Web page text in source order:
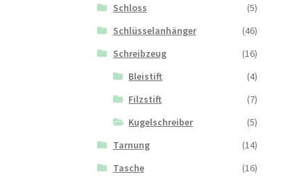
Schloss
(5)
Schlüsselanhänger
(46)
Schreibzeug
(16)
Bleistift
(4)
Filzstift
(7)
Kugelschreiber
(5)
Tarnung
(14)
Tasche
(16)